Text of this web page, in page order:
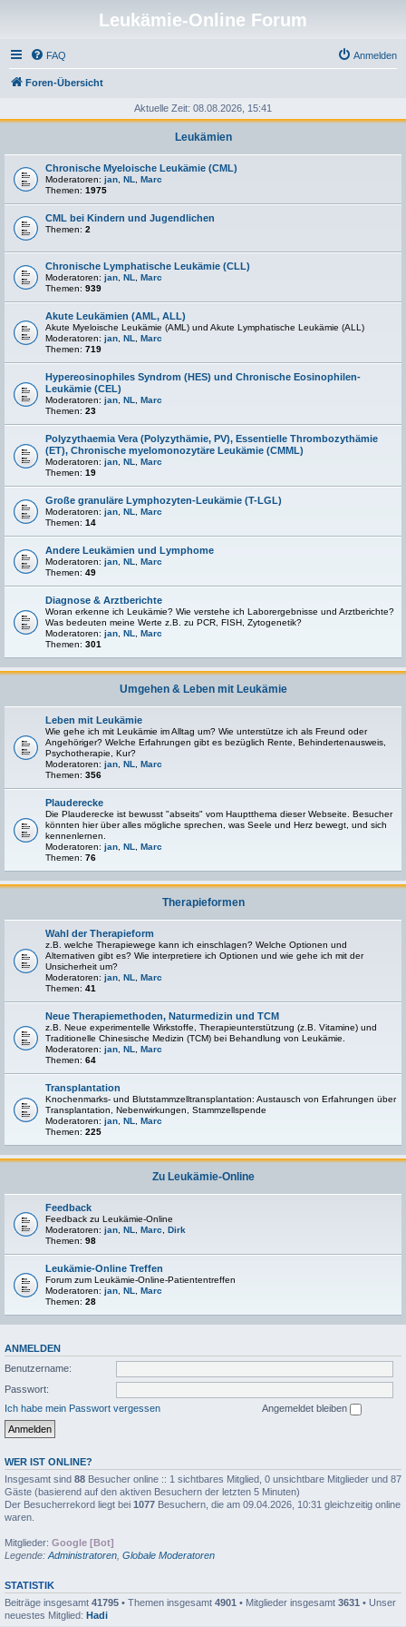
Leukämie-Online Forum
FAQ Anmelden
Foren-Übersicht
Aktuelle Zeit: 08.08.2026, 15:41
Leukämien
Chronische Myeloische Leukämie (CML)
Moderatoren: jan NL
Marc
Themen: 1975
CML bei Kindern und Jugendlichen
Themen: 2
Chronische Lymphatische Leukämie (CLL)
Moderatoren: jan NL
Marc
Themen: 939
Akute Leukämien (AML, ALL)
Akute Myeloische Leukämie (AML) und Akute Lymphatische Leukämie (ALL)
Moderatoren: jan NL
Marc
Themen: 719
Hypereosinophiles Syndrom (HES) und Chronische Eosinophilen-
Leukämie (CEL)
Moderatoren: jan NL
Marc
Themen: 23
Polyzythaemia Vera (Polyzythämie, PV), Essentielle Thrombozythämie
(ET), Chronische myelomonozytäre Leukämie (CMML)
Moderatoren: jan NL
Marc
Themen: 19
Große granuläre Lymphozyten-Leukämie (T-LGL)
Moderatoren: jan NL
Marc
Themen: 14
Andere Leukämien und Lymphome
Moderatoren: jan NL
Marc
Themen: 49
Diagnose & Arztberichte
Woran erkenne ich Leukämie? Wie verstehe ich Laborergebnisse und Arztberichte?
Was bedeuten meine Werte z.B. zu PCR, FISH, Zytogenetik?
Moderatoren: jan NL
Marc
Themen: 301
Umgehen & Leben mit Leukämie
Leben mit Leukämie
Wie gehe ich mit Leukämie im Alltag um? Wie unterstütze ich als Freund oder
Angehöriger? Welche Erfahrungen gibt es bezüglich Rente, Behindertenausweis,
Psychotherapie, Kur?
Moderatoren: jan NL
Marc
Themen: 356
Plauderecke
Die Plauderecke ist bewusst "abseits" vom Hauptthema dieser Webseite. Besucher
könnten hier über alles mögliche sprechen, was Seele und Herz bewegt, und sich
kennenlernen.
Moderatoren: jan NL
Marc
Themen: 76
Therapieformen
Wahl der Therapieform
z.B. welche Therapiewege kann ich einschlagen? Welche Optionen und
Alternativen gibt es? Wie interpretiere ich Optionen und wie gehe ich mit der
Unsicherheit um?
Moderatoren: jan NL
Marc
Themen: 41
Neue Therapiemethoden, Naturmedizin und TCM
z.B. Neue experimentelle Wirkstoffe, Therapieunterstützung (z.B. Vitamine) und
Traditionelle Chinesische Medizin (TCM) bei Behandlung von Leukämie.
Moderatoren: jan NL
Marc
Themen: 64
Transplantation
Knochenmarks- und Blutstammzelltransplantation: Austausch von Erfahrungen über
Transplantation, Nebenwirkungen, Stammzellspende
Moderatoren: jan NL
Marc
Themen: 225
Zu Leukämie-Online
Feedback
Feedback zu Leukämie-Online
Moderatoren: jan NL Marc
Dirk
Themen: 98
Leukämie-Online Treffen
Forum zum Leukämie-Online-Patiententreffen
Moderatoren: jan NL
Marc
Themen: 28
ANMELDEN
Benutzername:
Passwort:
Ich habe mein Passwort vergessen
Angemeldet bleiben
WER IST ONLINE?
Insgesamt sind 88 Besucher online :: 1 sichtbares Mitglied, 0 unsichtbare Mitglieder und 87
Gäste (basierend auf den aktiven Besuchern der letzten 5 Minuten)
Der Besucherrekord liegt bei 1077 Besuchern, die am 09.04.2026, 10:31 gleichzeitig online
waren.
Mitglieder: Google [Bot]
Legende: Administratoren Globale Moderatoren
STATISTIK
Beiträge insgesamt 41795 • Themen insgesamt 4901 • Mitglieder insgesamt 3631 • Unser
neuestes Mitglied: Hadi